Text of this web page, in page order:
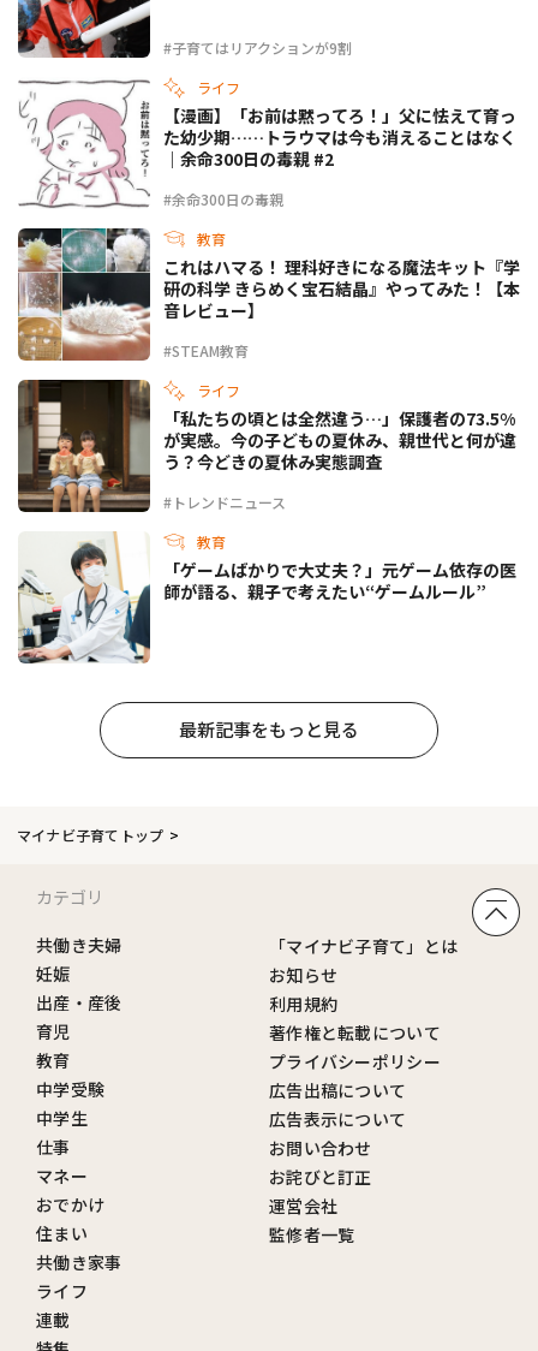
#子育てはリアクションが9割
ライフ
#余命300日の毒親
【漫画】「お前は黙ってろ！」父に怯えて育っ
た幼少期……トラウマは今も消えることはなく
｜余命300日の毒親 #2
教育
#STEAM教育
これはハマる！ 理科好きになる魔法キット『学
研の科学 きらめく宝石結晶』やってみた！【本
音レビュー】
ライフ
#トレンドニュース
「私たちの頃とは全然違う…」保護者の73.5%
が実感。今の子どもの夏休み、親世代と何が違
う？今どきの夏休み実態調査
教育
「ゲームばかりで大丈夫？」元ゲーム依存の医
師が語る、親子で考えたい“ゲームルール”
最新記事をもっと見る
マイナビ子育てトップ
カテゴリ
共働き夫婦
妊娠
出産・産後
育児
教育
中学受験
中学生
仕事
マネー
おでかけ
住まい
共働き家事
ライフ
連載
「マイナビ子育て」とは
お知らせ
利用規約
著作権と転載について
プライバシーポリシー
広告出稿について
広告表示について
お問い合わせ
お詫びと訂正
運営会社
監修者一覧